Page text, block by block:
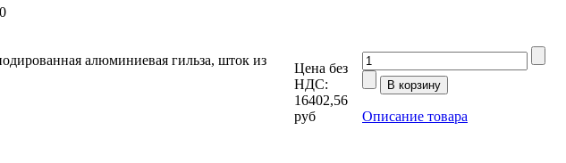
алюминиевая гильза, шток из
Цена без
НДС:
16402,56
руб
Описание товара